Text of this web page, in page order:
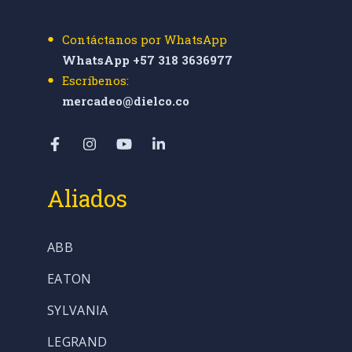
Contáctanos por WhatsApp
WhatsApp +57 318 3636977
Escríbenos:
mercadeo@dielco.co
Aliados
ABB
EATON
SYLVANIA
LEGRAND